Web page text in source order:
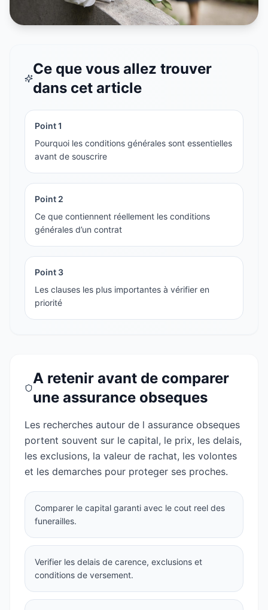
Ce que vous allez trouver
dans cet article
Point1
Pourquoi les conditions générales sont essentielles
avant de souscrire
Point 2
Ce que contiennent réellement les conditions
générales d’un contrat
Point 3
Les clauses les plus importantes à vérifier en
priorité
A retenir avant de comparer
une assurance obseques
Les recherches autour de l assurance obseques
portent souvent sur le capital, le prix, les delais,
les exclusions, la valeur de rachat, les volontes
et les demarches pour proteger ses proches.
Comparer le capital garanti avec le cout reel des
funerailles.
Verifier les delais de carence, exclusions et
conditions de versement.